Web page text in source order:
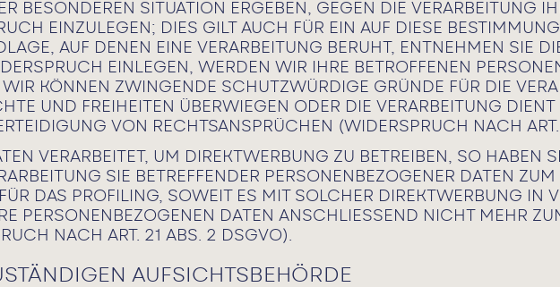
BESONDEREN SITUATION ERGEBEN, GEGEN DIE VERARBEITUNG
EINZULEGEN; DIES GILT AUCH FÜR EIN AUF DIESE
AUF DENEN EINE VERARBEITUNG BERUHT, ENTNEHMEN SIE
EINLEGEN, WERDEN WIR IHRE BETROFFENEN
KÖNNEN ZWINGENDE SCHUTZWÜRDIGE GRÜNDE FÜR DIE
UND FREIHEITEN ÜBERWIEGEN ODER DIE VERARBEITUNG DIENT
VON RECHTSANSPRÜCHEN (WIDERSPRUCH NACH
VERARBEITET, UM DIREKTWERBUNG ZU BETREIBEN, SO HABEN
SIE BETREFFENDER PERSONENBEZOGENER DATEN
DAS PROFILING, SOWEIT ES MIT SOLCHER DIREKTWERBUNG IN
PERSONENBEZOGENEN DATEN ANSCHLIESSEND NICHT MEHR
NACH ART. 21 ABS. 2 DSGVO).
AUFSICHTS­BEHÖRDE